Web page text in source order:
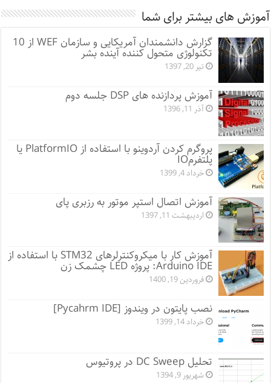
آموزش های بیشتر برای شما
گزارش دانشمندان آمریکایی و سازمان WEF از 10
تکنولوژی متحول کننده آینده بشر
تیر 20, 1397
آموزش پردازنده های DSP جلسه دوم
آذر 11, 1396
پروگرم کردن آردوینو با استفاده از PlatformIO یا
پلتفرمIO
خرداد 4, 1399
آموزش اتصال استپر موتور به رزبری پای
اردیبهشت 11, 1397
آموزش کار با میکروکنترلرهای STM32 با استفاده از
Arduino IDE: پروژه LED چشمک زن
فروردین 19, 1400
نصب پایتون در ویندوز [Pycahrm IDE]
خرداد 14, 1399
تحلیل DC Sweep در پروتیوس
شهریور 9, 1394